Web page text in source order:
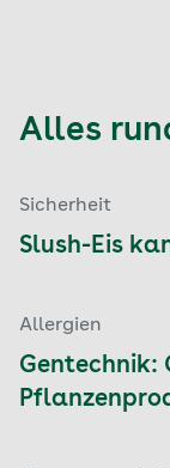
Alles
Sicherheit
Slush-Eis
Allergien
Gentechnik: